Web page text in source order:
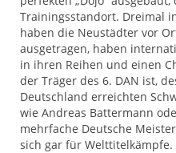
Trainingsstandort. Dreimal
haben die Neustädter vor
ausgetragen, haben
in ihren Reihen und einen
der Träger des 6. DAN ist,
Deutschland erreichten
wie Andreas Battermann
mehrfache Deutsche
sich gar für Welttitelkämpfe.